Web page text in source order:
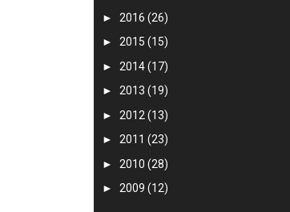
► 2016 (26)
► 2015 (15)
► 2014(17)
► 2013 (19)
► 2012 (13)
► 2011 (23)
► 2010 (28)
► 2009 (12)